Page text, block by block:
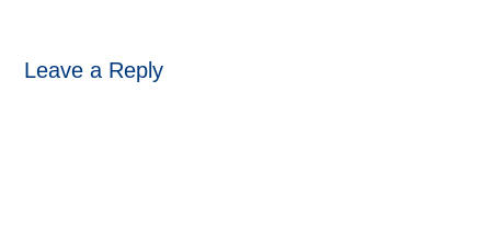
Leave a Reply